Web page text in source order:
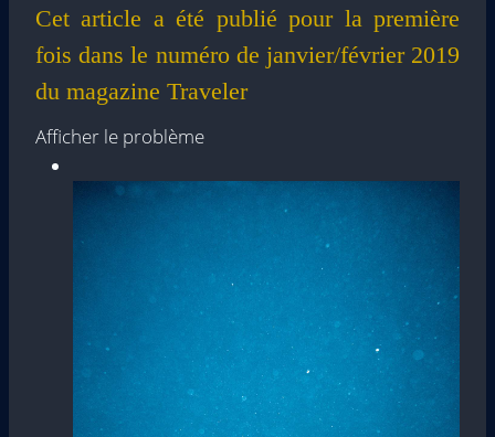
Cet article a été publié pour la première
fois dans le numéro de janvier/février 2019
du magazine Traveler
Afficher le problème